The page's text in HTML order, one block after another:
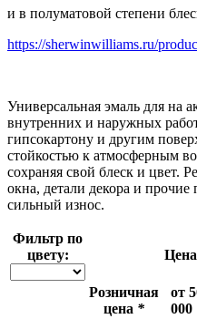
и в полуматовой степени
https://sherwinwilliams.ru/
Универсальная эмаль для на
внутренних и наружных
гипсокартону и другим
стойкостью к атмосферным
сохраняя свой блеск и цвет.
окна, детали декора и
сильный износ.
Фильтр по
цвету:
Розничная
цена *
от
000